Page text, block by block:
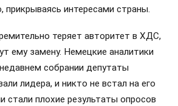
прикрываясь интересами страны.
теряет авторитет в ХДС,
ему замену. Немецкие аналитики
собрании депутаты
лидера, и никто не встал на его
стали плохие результаты опросов